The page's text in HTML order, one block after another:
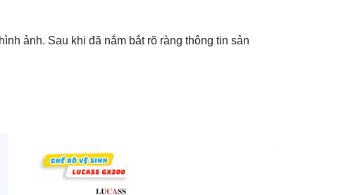
ảnh. Sau khi đã nắm bắt rõ ràng thông tin sản